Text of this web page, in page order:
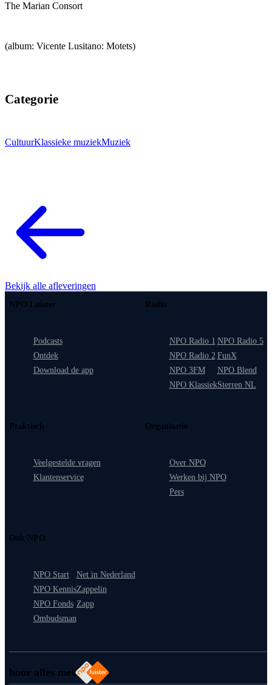
The Marian Consort
(album: Vicente Lusitano: Motets)
Categorie
CultuurKlassieke muziekMuziek
Bekijk alle afleveringen
hoor alles met
NPO Luister
Podcasts
Ontdek
Download de app
Radio
NPO Radio 1
NPO Radio 2
NPO 3FM
NPO Klassiek
NPO Radio 5
FunX
NPO Blend
Sterren NL
Praktisch
Veelgestelde vragen
Klantenservice
Organisatie
Over NPO
Werken bij NPO
Pers
Ook NPO
NPO Start
NPO Kennis
NPO Fonds
Ombudsman
Net in Nederland
Zappelin
Zapp